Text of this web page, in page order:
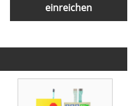
einreichen